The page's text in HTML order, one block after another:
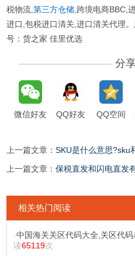
税物流,第三方仓储 ,跨境电商BBC,
进口,包税进口清关,进口清关代理
号：货之家 佳里优选
分
微信好友 QQ好友 QQ空间
上一篇文章：SKU是什么意思?sku
上一篇文章：保税直发和闪电直发
相关热门阅读
·中国海关关区代码大全,关区代
读65119次